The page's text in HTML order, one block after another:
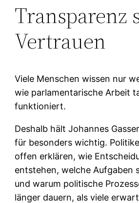
Transparenz
Vertrauen
Viele Menschen wissen nur
wie parlamentarische Arbeit
funktioniert.
Deshalb hält Johannes
für besonders wichtig.
offen erklären, wie
entstehen, welche Aufgaben
und warum politische
länger dauern, als viele